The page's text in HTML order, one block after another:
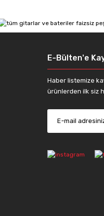
E-Bülten'e
Haber listemize
ürünlerden ilk siz